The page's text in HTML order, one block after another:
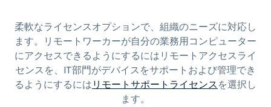
柔軟なライセンスオプションで、組織のニーズに対応し
ます。リモートワーカーが自分の業務用コンピューター
にアクセスできるようにするにはリモートアクセスライ
センスを、IT部門がデバイスをサポートおよび管理でき
るようにするにはリモートサポートライセンスを選択し
ます。